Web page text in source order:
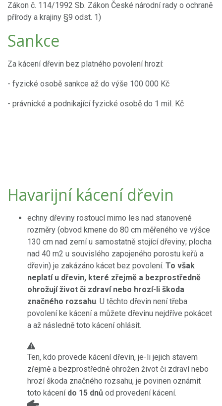
Zákon č. 114/1992 Sb. Zákon České národní rady o ochraně
přírody a krajiny §9 odst. 1)
Sankce
Za kácení dřevin bez platného povolení hrozí:
- fyzické osobě sankce až do výše 100 000 Kč
- právnické a podnikající fyzické osobě do 1 mil. Kč
Havarijní kácení dřevin
echny dřeviny rostoucí mimo les nad stanovené
rozměry (obvod kmene do 80 cm měřeného ve výšce
130 cm nad zemí u samostatně stojící dřeviny; plocha
nad 40 m2 u souvislého zapojeného porostu keřů a
dřevin) je zakázáno kácet bez povolení. To však
neplatí u dřevin, které zřejmě a bezprostředně
ohrožují život či zdraví nebo hrozí-li škoda
značného rozsahu. U těchto dřevin není třeba
povolení ke kácení a můžete dřevinu nejdříve pokácet
a až následně toto kácení ohlásit.
Ten, kdo provede kácení dřevin, je-li jejich stavem
zřejmě a bezprostředně ohrožen život či zdraví nebo
hrozí škoda značného rozsahu, je povinen oznámit
toto kácení do 15 dnů od provedení kácení.